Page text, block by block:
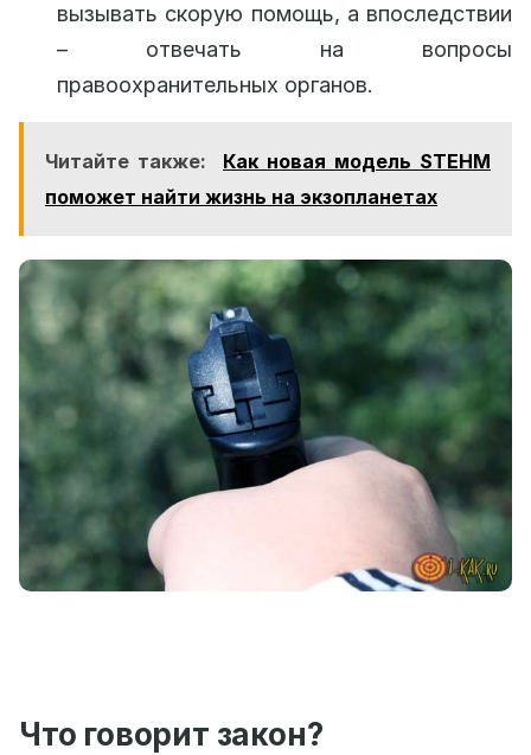
вызывать скорую помощь, а впоследствии
– отвечать на вопросы
правоохранительных органов.
Читайте также:
Как новая модель STEHM
поможет найти жизнь на экзопланетах
Что говорит закон?